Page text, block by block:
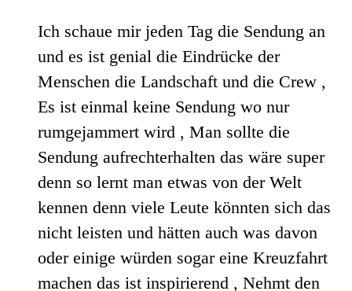
Ich schaue mir jeden Tag die Sendung an
und es ist genial die Eindrücke der
Menschen die Landschaft und die Crew ,
Es ist einmal keine Sendung wo nur
rumgejammert wird , Man sollte die
Sendung aufrechterhalten das wäre super
denn so lernt man etwas von der Welt
kennen denn viele Leute könnten sich das
nicht leisten und hätten auch was davon
oder einige würden sogar eine Kreuzfahrt
machen das ist inspirierend , Nehmt den